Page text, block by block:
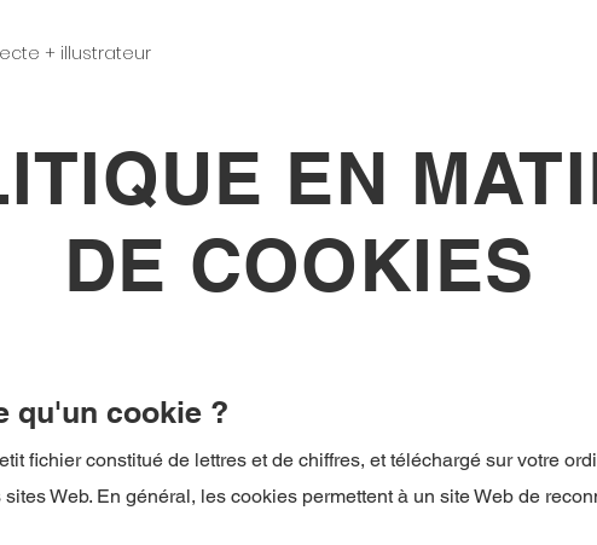
+ illustrateur
EN
DE COOKIES
qu'un cookie ?
fichier constitué de lettres et de chiffres, et téléchargé sur votre
Web. En général, les cookies permettent à un site Web de